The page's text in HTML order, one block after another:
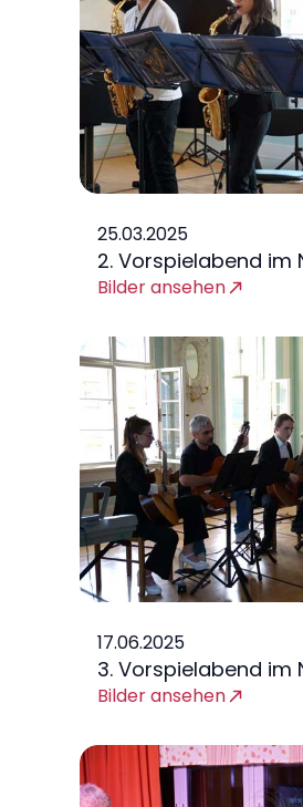
25.03.2025
2. Vorspielabend im
Bilder ansehen
17.06.2025
3. Vorspielabend im
Bilder ansehen